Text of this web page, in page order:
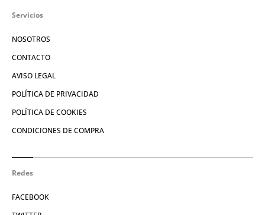
Servicios
NOSOTROS
CONTACTO
AVISO LEGAL
POLÍTICA DE PRIVACIDAD
POLÍTICA DE COOKIES
CONDICIONES DE COMPRA
Redes
FACEBOOK